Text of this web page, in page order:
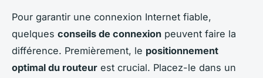
Pour garantir une connexion Internet fiable,
quelques conseils de connexion peuvent faire la
différence. Premièrement, le positionnement
optimal du routeur est crucial. Placez-le dans un